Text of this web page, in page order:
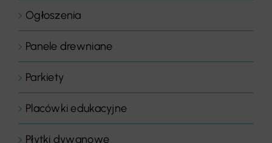
Ogłoszenia
Panele drewniane
Parkiety
Placówki edukacyjne
Płytki dywanowe